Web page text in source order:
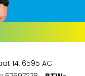
14, 6595 AC